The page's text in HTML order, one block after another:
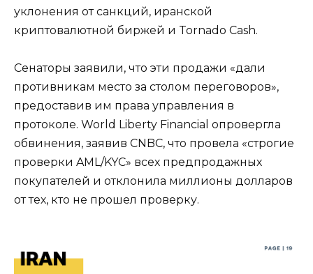
уклонения от санкций, иранской
криптовалютной биржей и Tornado Cash.
Сенаторы заявили, что эти продажи «дали
противникам место за столом переговоров»,
предоставив им права управления в
протоколе. World Liberty Financial опровергла
обвинения, заявив CNBC, что провела «строгие
проверки AML/KYC» всех предпродажных
покупателей и отклонила миллионы долларов
от тех, кто не прошел проверку.